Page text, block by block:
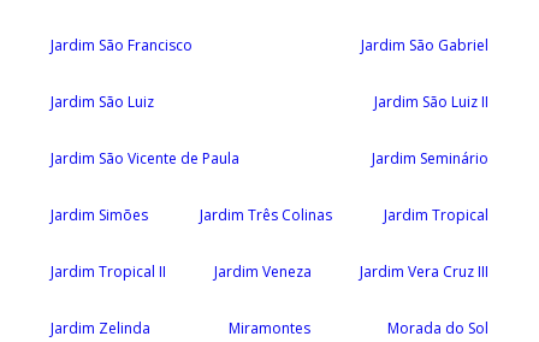
Jardim São Francisco Jardim São Gabriel
Jardim São Luiz Jardim São Luiz II
Jardim São Vicente de Paula Jardim Seminário
Jardim Simões Jardim Três Colinas Jardim Tropical
Jardim Tropical II Jardim Veneza Jardim Vera Cruz III
Jardim Zelinda Miramontes Morada do Sol